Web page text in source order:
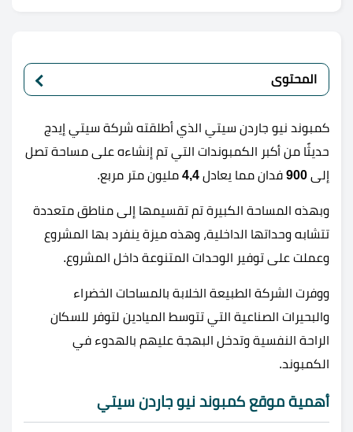
المحتوى
كمبوند نيو جاردن سيتي الذي أطلقته شركة سيتي إيدج
حديثًا من أكبر الكمبوندات التي تم إنشاءه على مساحة تصل
إلى 900 فدان مما يعادل 4,4 مليون متر مربع.
وبهذه المساحة الكبيرة تم تقسيمها إلى مناطق متعددة
تتشابه وحداتها الداخلية، وهذه ميزة ينفرد بها المشروع
وعملت على توفير الوحدات المتنوعة داخل المشروع.
ووفرت الشركة الطبيعة الخلابة بالمساحات الخضراء
والبحيرات الصناعية التي تتوسط الميادين لتوفر للسكان
الراحة النفسية وتدخل البهجة عليهم بالهدوء في
الكمبوند.
أهمية موقع كمبوند نيو جاردن سيتي